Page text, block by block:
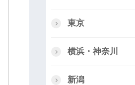
東京
横浜・神奈川
新潟